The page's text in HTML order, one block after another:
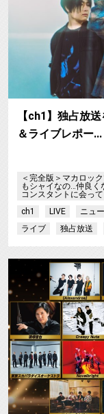
【ch1】独占放
＆ライブレポー…
＜完全版＞マカロッ
もシャイなの…仲良く
コンスタントに会っ
ch1
LIVE ニュ
ライブ
独占放送